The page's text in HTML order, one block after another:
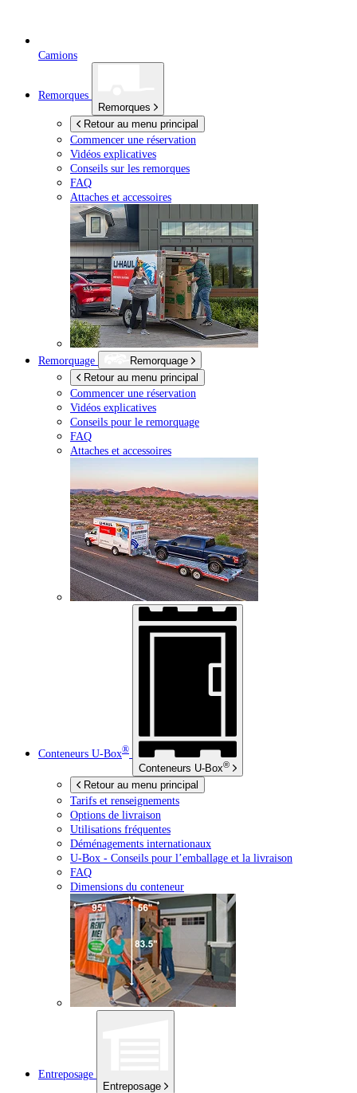
Camions
Remorques
Remorques
Retour au menu principal
Commencer une réservation
Vidéos explicatives
Conseils sur les remorques
FAQ
Attaches et accessoires
Remorquage
Remorquage
Retour au menu principal
Commencer une réservation
Vidéos explicatives
Conseils pour le remorquage
FAQ
Attaches et accessoires
Conteneurs U-Box®
Conteneurs U-Box®
Retour au menu principal
Tarifs et renseignements
Options de livraison
Utilisations fréquentes
Déménagements internationaux
U-Box - Conseils pour l’emballage et la livraison
FAQ
Dimensions du conteneur
Entreposage
Entreposage